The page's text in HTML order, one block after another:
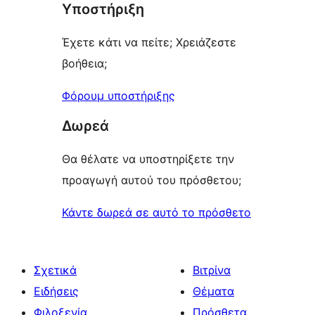
reviews
Υποστήριξη
Έχετε κάτι να πείτε; Χρειάζεστε
βοήθεια;
Φόρουμ υποστήριξης
Δωρεά
Θα θέλατε να υποστηρίξετε την
προαγωγή αυτού του πρόσθετου;
Κάντε δωρεά σε αυτό το πρόσθετο
Σχετικά
Ειδήσεις
Βιτρίνα
Θέματα